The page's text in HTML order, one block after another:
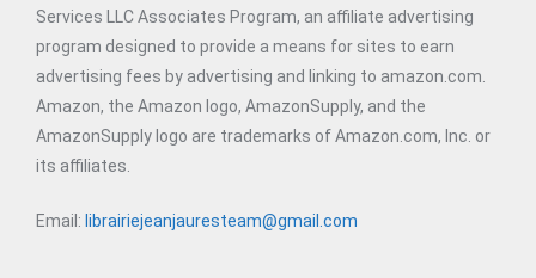
Services LLC Associates Program, an affiliate advertising
program designed to provide a means for sites to earn
advertising fees by advertising and linking to amazon.com.
Amazon, the Amazon logo, AmazonSupply, and the
AmazonSupply logo are trademarks of Amazon.com, Inc. or
its affiliates.
Email: librairiejeanjauresteam@gmail.com